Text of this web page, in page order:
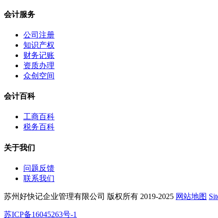
会计服务
公司注册
知识产权
财务记账
资质办理
众创空间
会计百科
工商百科
税务百科
关于我们
问题反馈
联系我们
苏州好快记企业管理有限公司 版权所有 2019-2025 网站地图
苏ICP备16045263号-1